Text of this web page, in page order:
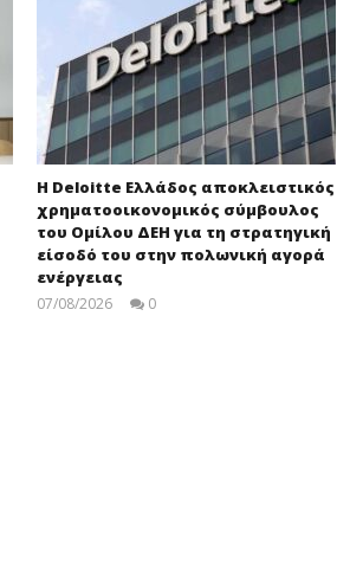
Η Deloitte Ελλάδος αποκλειστικός
χρηματοοικονομικός σύμβουλος
του Ομίλου ΔΕΗ για τη στρατηγική
είσοδό του στην πολωνική αγορά
ενέργειας
07/08/2026 0